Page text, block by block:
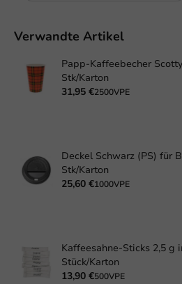
Verwandte Artikel
Papp-Kaffeebecher
Stk/Karton
31,95 €2500VPE
Deckel Schwarz (PS) für
Stk/Karton
25,60 €1000VPE
Kaffeesahne-Sticks 2,5 g
Stück/Karton
13,90 €500VPE